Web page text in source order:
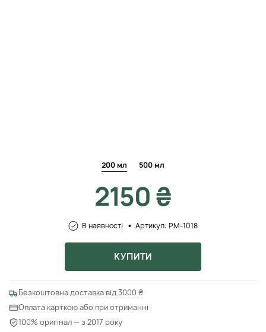
200 мл 500 мл
2150 ₴
В наявності Артикул: PM-1018
КУПИТИ
Безкоштовна доставка від 3000 ₴
Оплата карткою або при отриманні
100% оригінал — з 2017 року